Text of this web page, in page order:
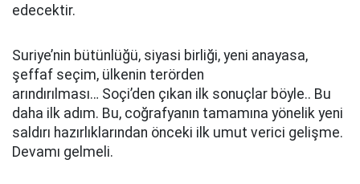
edecektir.
Suriye’nin bütünlüğü, siyasi birliği, yeni anayasa,
şeffaf seçim, ülkenin terörden
arındırılması… Soçi’den çıkan ilk sonuçlar böyle.. Bu
daha ilk adım. Bu, coğrafyanın tamamına yönelik yeni
saldırı hazırlıklarından önceki ilk umut verici gelişme.
Devamı gelmeli.